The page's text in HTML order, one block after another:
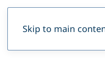
Skip to main